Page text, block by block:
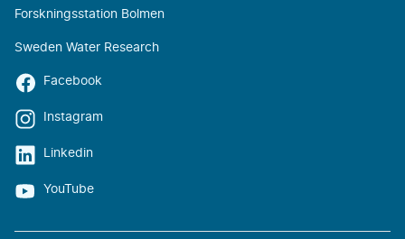
Forskningsstation Bolmen
Sweden Water Research
Facebook
Instagram
Linkedin
YouTube